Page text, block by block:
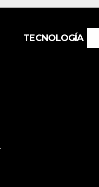
DE
TECNOLOGÍA